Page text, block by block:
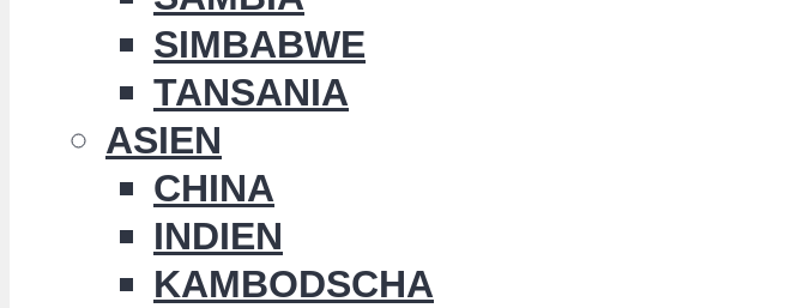
SIMBABWE
TANSANIA
ASIEN
CHINA
INDIEN
KAMBODSCHA